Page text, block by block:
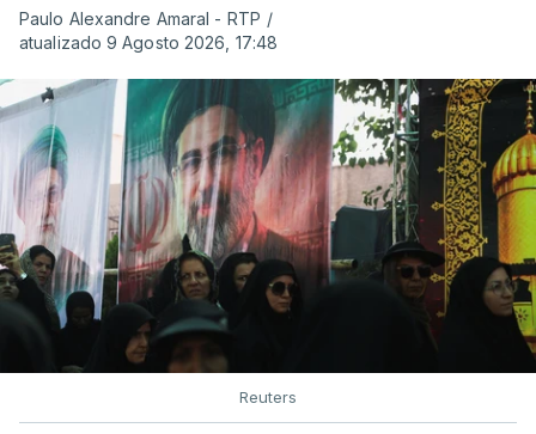
Paulo Alexandre Amaral - RTP /
atualizado 9 Agosto 2026, 17:48
Reuters